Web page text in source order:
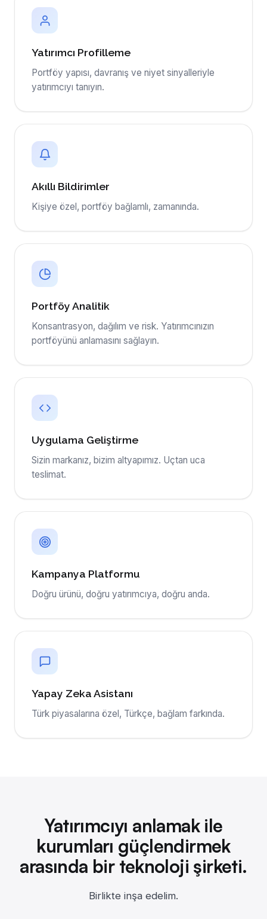
Yatırımcı Profilleme
Portföy yapısı, davranış ve niyet sinyalleriyle
yatırımcıyı tanıyın.
Akıllı Bildirimler
Kişiye özel, portföy bağlamlı, zamanında.
Portföy Analitik
Konsantrasyon, dağılım ve risk. Yatırımcınızın
portföyünü anlamasını sağlayın.
Uygulama Geliştirme
Sizin markanız, bizim altyapımız. Uçtan uca
teslimat.
Kampanya Platformu
Doğru ürünü, doğru yatırımcıya, doğru anda.
Yapay Zeka Asistanı
Türk piyasalarına özel, Türkçe, bağlam farkında.
Yatırımcıyı anlamak ile
kurumları güçlendirmek
arasında bir teknoloji şirketi.
Birlikte inşa edelim.